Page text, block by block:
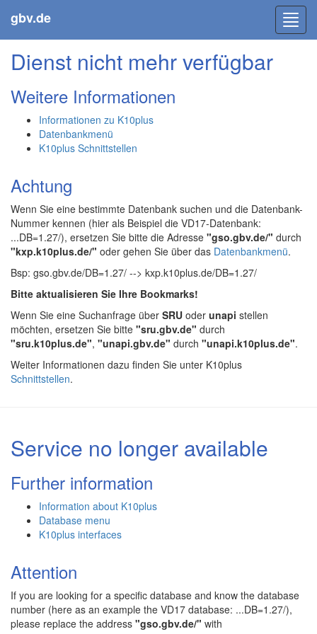
gbv.de
Dienst nicht mehr verfügbar
Weitere Informationen
Informationen zu K10plus
Datenbankmenü
K10plus Schnittstellen
Achtung
Wenn Sie eine bestimmte Datenbank suchen und die Datenbank-
Nummer kennen (hier als Beispiel die VD17-Datenbank:
...DB=1.27/), ersetzen Sie bitte die Adresse "gso.gbv.de/" durch
"kxp.k10plus.de/" oder gehen Sie über das Datenbankmenü.
Bsp: gso.gbv.de/DB=1.27/ --> kxp.k10plus.de/DB=1.27/
Bitte aktualisieren Sie Ihre Bookmarks!
Wenn Sie eine Suchanfrage über SRU oder unapi stellen
möchten, ersetzen Sie bitte "sru.gbv.de" durch
"sru.k10plus.de", "unapi.gbv.de" durch "unapi.k10plus.de".
Weiter Informationen dazu finden Sie unter K10plus
Schnittstellen.
Service no longer available
Further information
Information about K10plus
Database menu
K10plus interfaces
Attention
If you are looking for a specific database and know the database
number (here as an example the VD17 database: ...DB=1.27/),
please replace the address "gso.gbv.de/" with